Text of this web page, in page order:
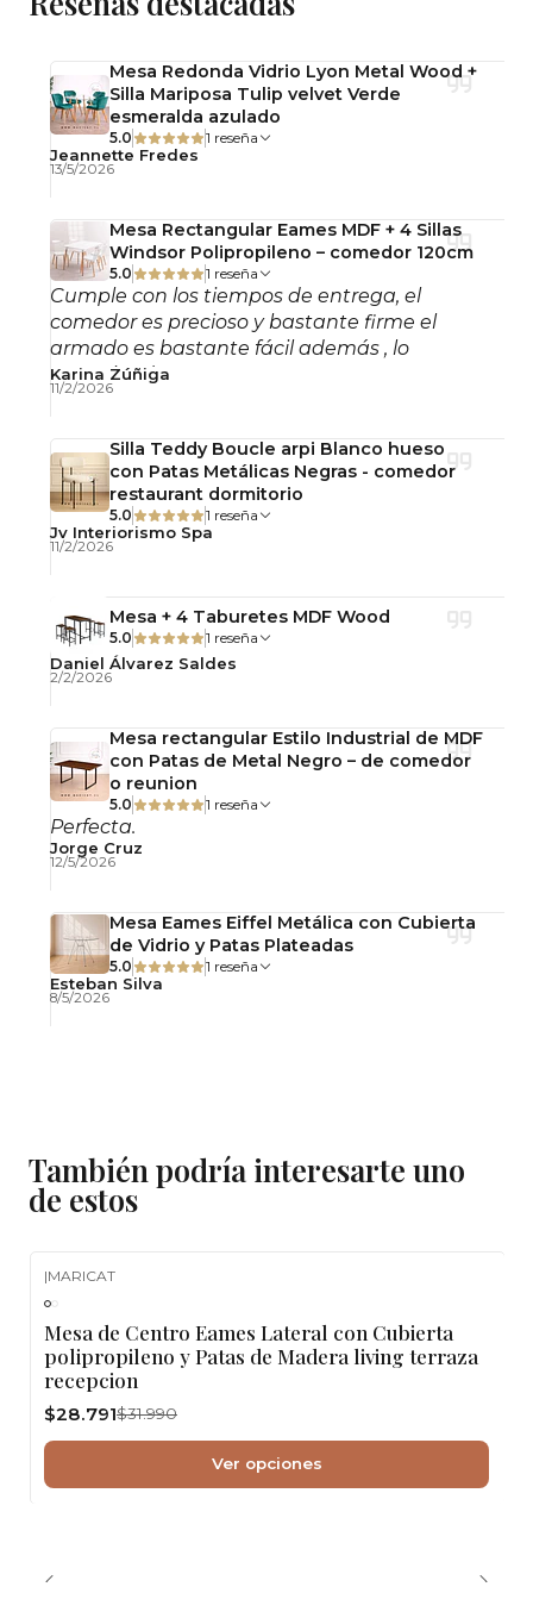
Características
atemporales.
Superficie de vidrio resistente y fácil de limpiar.
Estructura firme y estable para uso diario.
Estética moderna que se adapta a distintos estilos
Uso recomendado
Ideal para comedores, cocinas, departamentos,
cafeterías y espacios de estilo contemporáneo.
Terminación y color
Vidrio transparente con patas en color plateado.
la iluminación o la pantalla desde donde se
visualice.
Mantenimiento y cuidado
estructura metálica, utilizar un paño seco o
ligeramente húmedo, evitando productos
Importante: Este producto se entrega
desarmado, con llaves y pernos para su
armado simple.
Observaciones
No incluye accesorios decorativos.
Fotografías referenciales.
Mesa Redonda Vidrio Lyon Metal Wood +
Silla Mariposa Tulip velvet Verde
esmeralda azulado
5.0 1 reseña
Jeannette Fredes
13/5/2026
Mesa Rectangular Eames MDF + 4 Sillas
Windsor Polipropileno – comedor 120cm
5.0 1 reseña
Cumple con los tiempos de entrega, el
comedor es precioso y bastante firme el
armado es bastante fácil además , lo
recomiendo!
Karina Zúñiga
11/2/2026
Silla Teddy Boucle arpi Blanco hueso
con Patas Metálicas Negras - comedor
restaurant dormitorio
5.0 1 reseña
Jv Interiorismo Spa
11/2/2026
Mesa + 4 Taburetes MDF Wood
5.0 1 reseña
Daniel Álvarez Saldes
2/2/2026
Mesa rectangular Estilo Industrial de MDF
con Patas de Metal Negro – de comedor
o reunion
5.0 1 reseña
Perfecta.
Jorge Cruz
12/5/2026
Mesa Eames Eiffel Metálica con Cubierta
de Vidrio y Patas Plateadas
5.0 1 reseña
Esteban Silva
8/5/2026
También podría interesarte uno
de estos
|MARICAT
Mesa de Centro Eames Lateral con Cubierta
polipropileno y Patas de Madera living terraza
recepcion
$28.791$31.990
Ver opciones